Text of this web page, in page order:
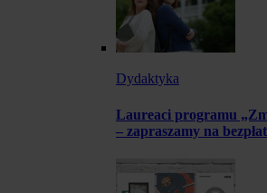
Dydaktyka
Laureaci programu
– zapraszamy na